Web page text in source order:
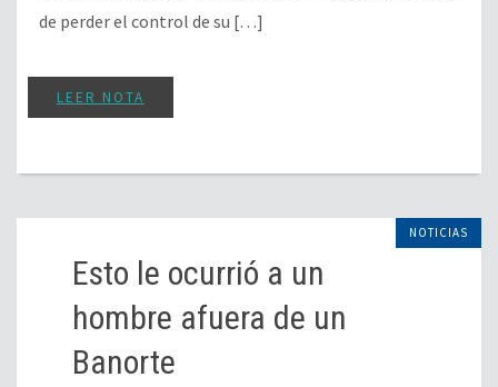
de perder el control de su […]
LEER NOTA
NOTICIAS
Esto le ocurrió a un
hombre afuera de un
Banorte